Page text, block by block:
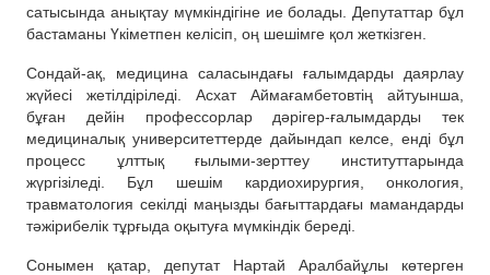
сатысында анықтау мүмкіндігіне ие болады. Депутаттар бұл
бастаманы Үкіметпен келісіп, оң шешімге қол жеткізген.
Сондай-ақ, медицина саласындағы ғалымдарды даярлау
жүйесі жетілдіріледі. Асхат Аймағамбетовтің айтуынша,
бұған дейін профессорлар дәрігер-ғалымдарды тек
медициналық университеттерде дайындап келсе, енді бұл
процесс ұлттық ғылыми-зерттеу институттарында
жүргізіледі. Бұл шешім кардиохирургия, онкология,
травматология секілді маңызды бағыттардағы мамандарды
тәжірибелік тұрғыда оқытуға мүмкіндік береді.
Сонымен қатар, депутат Нартай Аралбайұлы көтерген